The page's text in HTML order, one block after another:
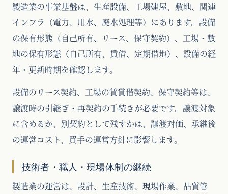
製造業の事業基盤は、生産設備、工場建屋、敷地、関連
インフラ（電力、用水、廃水処理等）にあります。設備
の保有形態（自己所有、リース、保守契約）、工場・敷
地の保有形態（自己所有、賃借、定期借地）、設備の経
年・更新時期を確認します。
設備のリース契約、工場の賃貸借契約、保守契約等は、
譲渡時の引継ぎ・再契約の手続きが必要です。譲渡対象
に含めるか、別契約として残すかは、譲渡対価、承継後
の運営コスト、買手の運営方針に影響します。
技術者・職人・現場体制の継続
製造業の運営は、設計、生産技術、現場作業、品質管